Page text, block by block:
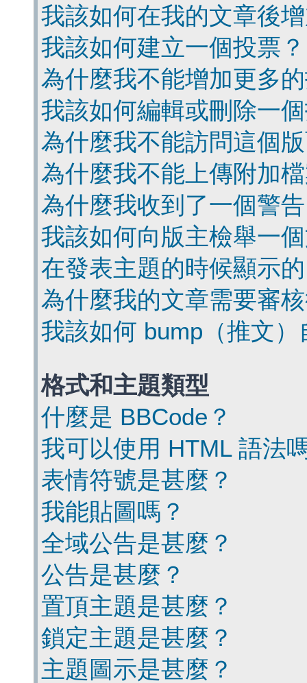
我該如何在我的文章後
我該如何建立一個投票？
為什麼我不能增加更多
我該如何編輯或刪除一
為什麼我不能訪問這個
為什麼我不能上傳附加
為什麼我收到了一個警
我該如何向版主檢舉一
在發表主題的時候顯示
為什麼我的文章需要審
我該如何 bump（推文
格式和主題類型
什麼是 BBCode？
我可以使用 HTML 語法
表情符號是甚麼？
我能貼圖嗎？
全域公告是甚麼？
公告是甚麼？
置頂主題是甚麼？
鎖定主題是甚麼？
主題圖示是甚麼？